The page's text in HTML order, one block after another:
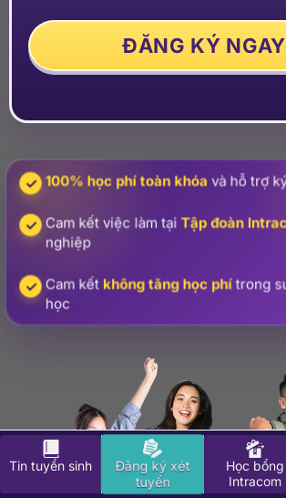
100% học phí toàn khóavà hỗ trợ
Cam kết việc làm tạiTập đoàn
nghiệp
Cam kết không tăng học phítrong
học
Tin tuyển sinh Đăng ký xét
tuyển
Học bổng
Intracom